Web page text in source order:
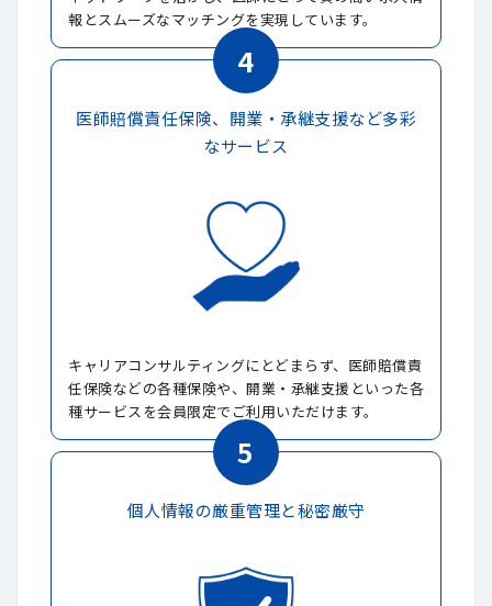
報とスムーズなマッチングを実現しています。
4
医師賠償責任保険、開業・承継支援など多彩
なサービス
キャリアコンサルティングにとどまらず、医師賠償責
任保険などの各種保険や、開業・承継支援といった各
種サービスを会員限定でご利用いただけます。
5
個人情報の厳重管理と秘密厳守